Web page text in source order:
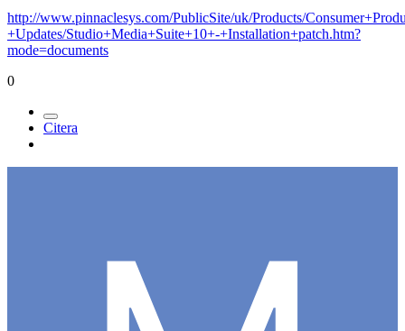
http://www.pinnaclesys.com/PublicSite/uk/Products/
+Updates/Studio+Media+Suite+10+-+Installation+patch.htm?
mode=documents
0
Citera